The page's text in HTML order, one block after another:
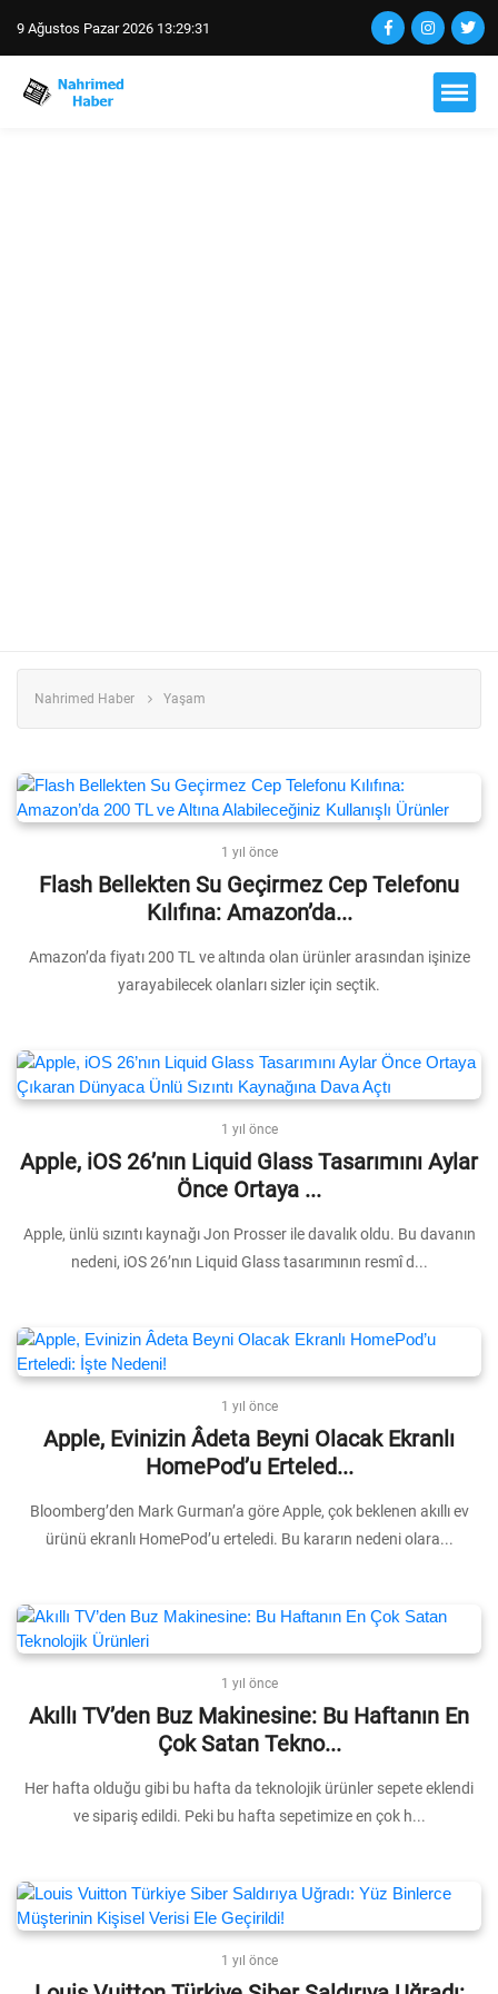
9 Ağustos Pazar 2026 13:29:31
Nahrimed Haber Yaşam
1 yıl önce
Flash Bellekten Su Geçirmez Cep Telefonu
Kılıfına: Amazon’da...
Amazon’da fiyatı 200 TL ve altında olan ürünler arasından işinize
yarayabilecek olanları sizler için seçtik.
1 yıl önce
Apple, iOS 26’nın Liquid Glass Tasarımını Aylar
Önce Ortaya ...
Apple, ünlü sızıntı kaynağı Jon Prosser ile davalık oldu. Bu davanın
nedeni, iOS 26’nın Liquid Glass tasarımının resmî d...
1 yıl önce
Apple, Evinizin Âdeta Beyni Olacak Ekranlı
HomePod’u Erteled...
Bloomberg’den Mark Gurman’a göre Apple, çok beklenen akıllı ev
ürünü ekranlı HomePod’u erteledi. Bu kararın nedeni olara...
1 yıl önce
Akıllı TV’den Buz Makinesine: Bu Haftanın En
Çok Satan Tekno...
Her hafta olduğu gibi bu hafta da teknolojik ürünler sepete eklendi
ve sipariş edildi. Peki bu hafta sepetimize en çok h...
1 yıl önce